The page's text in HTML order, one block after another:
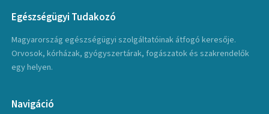
Egészségügyi Tudakozó
Magyarország egészségügyi szolgáltatóinak átfogó keresője.
Orvosok, kórházak, gyógyszertárak, fogászatok és szakrendelők
egy helyen.
Navigáció